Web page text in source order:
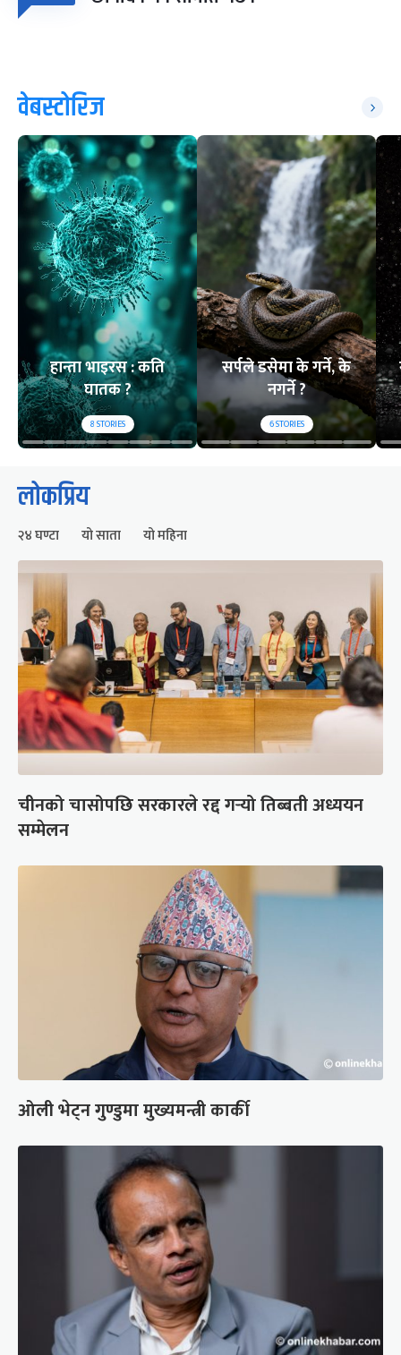
वेबस्टोरिज
हान्ता भाइरस : कति
घातक ?
8STORIES
सर्पले डसेमा के गर्ने, के
नगर्ने ?
6STORIES
लोकप्रिय
२४ घण्टा यो साता यो महिना
चीनको चासोपछि सरकारले रद्द गर्‍यो तिब्बती अध्ययन
सम्मेलन
ओली भेट्न गुण्डुमा मुख्यमन्त्री कार्की